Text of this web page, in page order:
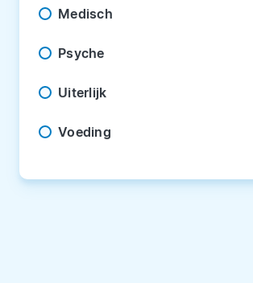
Medisch
Psyche
Uiterlijk
Voeding